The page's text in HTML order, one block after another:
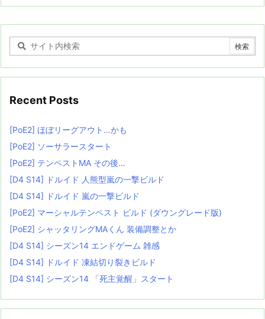
Recent Posts
[PoE2] ほぼリーグアウト…かも
[PoE2] ソーサラースタート
[PoE2] テンペストMA その後…
[D4 S14] ドルイド 人熊型嵐の一撃ビルド
[D4 S14] ドルイド 嵐の一撃ビルド
[PoE2] マーシャルテンペスト ビルド (ダウングレード版)
[PoE2] シャッタリングMAくん 装備調整とか
[D4 S14] シーズン14 エンドゲーム 雑感
[D4 S14] ドルイド 凍結切り裂きビルド
[D4 S14] シーズン14 「死主覚醒」スタート